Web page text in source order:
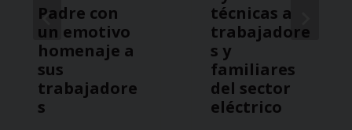
Padre con
un emotivo
homenaje a
sus
trabajadore
s
técnicas a
trabajadore
s y
familiares
del sector
eléctrico